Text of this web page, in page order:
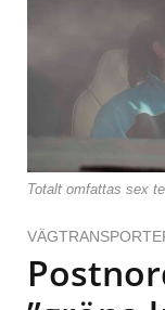
Totalt omfattas sex